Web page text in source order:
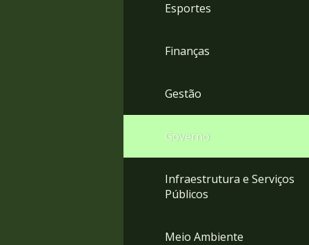
Esportes
Finanças
Gestão
Governo
Infraestrutura e Serviços
Públicos
Meio Ambiente